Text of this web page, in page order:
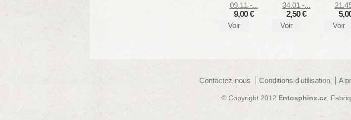
09.11 -...
9,00 €
Voir
34.01 -...
2,50 €
Voir Voir
Contactez-nous Conditions d'utilisation A
© Copyright 2012 Entosphinx.cz,